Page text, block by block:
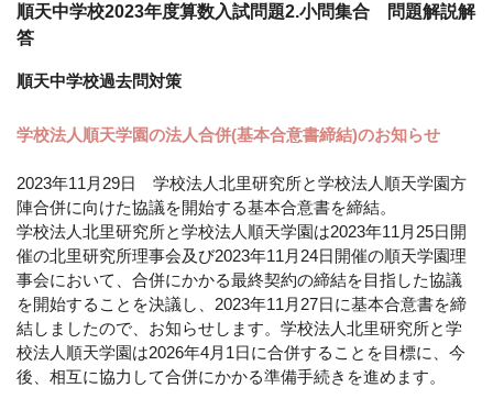
順天中学校2023年度算数入試問題2.小問集合 問題解説解
答
順天中学校過去問対策
学校法人順天学園の法人合併(基本合意書締結)のお知らせ
2023年11月29日 学校法人北里研究所と学校法人順天学園方
陣合併に向けた協議を開始する基本合意書を締結。
学校法人北里研究所と学校法人順天学園は2023年11月25日開
催の北里研究所理事会及び2023年11月24日開催の順天学園理
事会において、合併にかかる最終契約の締結を目指した協議
を開始することを決議し、2023年11月27日に基本合意書を締
結しましたので、お知らせします。学校法人北里研究所と学
校法人順天学園は2026年4月1日に合併することを目標に、今
後、相互に協力して合併にかかる準備手続きを進めます。